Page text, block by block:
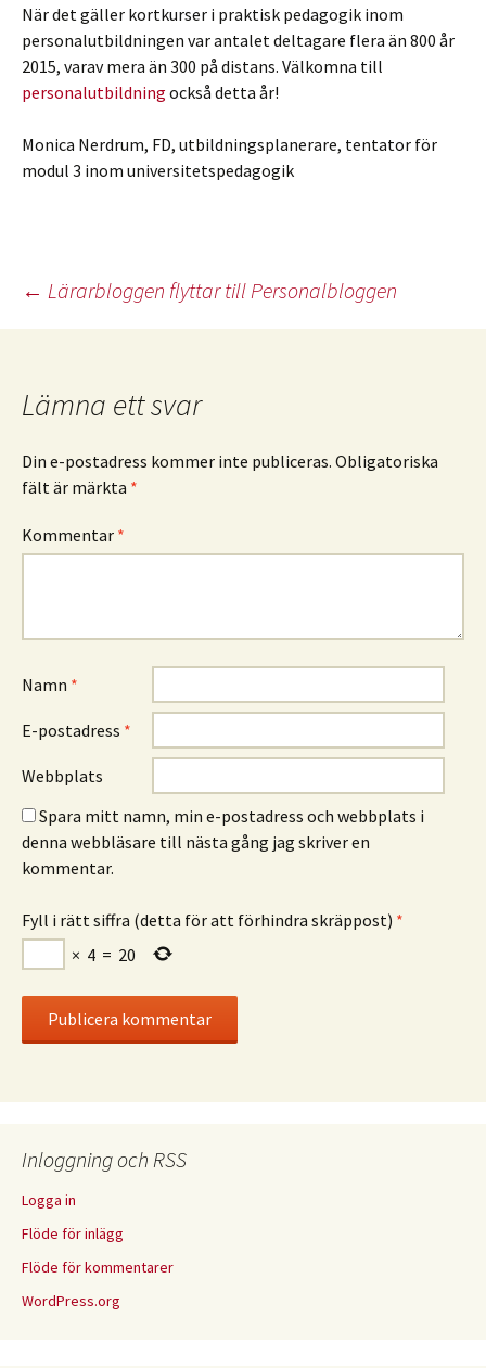
När det gäller kortkurser i praktisk pedagogik inom
personalutbildningen var antalet deltagare flera än 800 år
2015, varav mera än 300 på distans. Välkomna till
personalutbildning också detta år!
Monica Nerdrum, FD, utbildningsplanerare, tentator för
modul 3 inom universitetspedagogik
Inläggsnavigering
← Lärarbloggen flyttar till Personalbloggen
Lämna ett svar
Din e-postadress kommer inte publiceras. Obligatoriska
fält är märkta *
Kommentar *
Namn *
E-postadress *
Webbplats
Spara mitt namn, min e-postadress och webbplats i
denna webbläsare till nästa gång jag skriver en
kommentar.
Fyll i rätt siffra (detta för att förhindra skräppost) *
× 4 = 20
Inloggning och RSS
Logga in
Flöde för inlägg
Flöde för kommentarer
WordPress.org